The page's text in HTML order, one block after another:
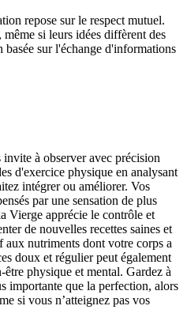
repose sur le respect mutuel.
si leurs idées diffèrent des
basée sur l'échange d'informations
à observer avec précision
d'exercice physique en analysant
intégrer ou améliorer. Vos
par une sensation de plus
Vierge apprécie le contrôle et
de nouvelles recettes saines et
aux nutriments dont votre corps a
doux et régulier peut également
physique et mental. Gardez à
importante que la perfection, alors
si vous n’atteignez pas vos